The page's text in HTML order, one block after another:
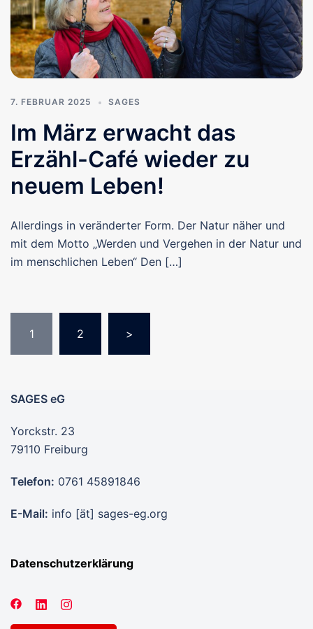
7. FEBRUAR 2025 SAGES
Im März erwacht das
Erzähl-Café wieder zu
neuem Leben!
Allerdings in veränderter Form. Der Natur näher und
mit dem Motto „Werden und Vergehen in der Natur und
im menschlichen Leben“ Den […]
der
Beiträge
1 2 >
SAGES eG
Yorckstr. 23
79110 Freiburg
Telefon: 0761 45891846
E-Mail: info [ät] sages-eg.org
Datenschutzerklärung